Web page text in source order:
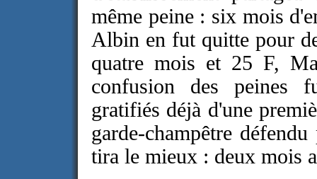
même peine : six mois
Albin en fut quitte pour
quatre mois et 25 F,
confusion des peines
gratifiés déjà d'une
garde-champêtre
tira le mieux : deux mois